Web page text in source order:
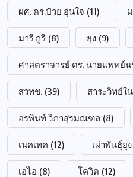
ผศ. ดร.ป๋วย อุ่นใจ (11)
มารี กูรี (8) ยุง (9)
ศาสตราจารย์ ดร. นายแพทย์
สวทช. (39) สาระวิทย์ใ
อรพินท์ วิภาสุรมณฑล (8)
เนคเทค (12) เผ่าพันธุ์ยุง
เอไอ (8) โควิด (12)